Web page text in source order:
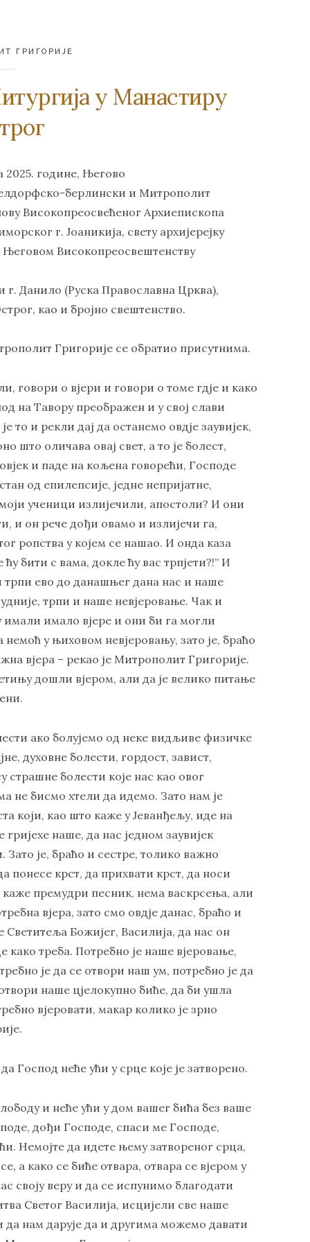
ГРИГОРИЈЕ
у Манастиру
2025. године, Његово
берлински и Митрополит
Високопреосвећеног Архиепископа
г. Јоаникија, свету архијерејку
Високопреосвештенству
Данило (Руска Православна Црква),
као и бројно свештенство.
Григорије се обратио присутнима.
говори о вјери и говори о томе гдје и како
на Тавору преображен и у свој слави
то и рекли дај да останемо овдје заувијек,
што оличава овај свет, а то је болест,
и паде на кољена говорећи, Господе
од епилепсије, једне непријатне,
ученици излијечили, апостоли? И они
и он рече дођи овамо и излијечи га,
ропства у којем се нашао. И онда каза
бити с вама, докле ћу вас трпјети?!” И
трпи ево до данашњег дана нас и наше
трпи и наше невјеровање. Чак и
имали имало вјере и они би га могли
у њиховом невјеровању, зато је, браћо
вјера – рекао је Митрополит Григорије.
дошли вјером, али да је велико питање
ако болујемо од неке видљиве физичке
духовне болести, гордост, завист,
болести које нас као овог
не бисмо хтели да идемо. Зато нам је
који, као што каже у Јеванђељу, иде на
наше, да нас једном заувијек
је, браћо и сестре, толико важно
понесе крст, да прихвати крст, да носи
каже премудри песник, нема васкрсења, али
вјера, зато смо овдје данас, браћо и
Светитеља Божијег, Василија, да нас он
како треба. Потребно је наше вјеровање,
је да се отвори наш ум, потребно је да
наше цјелокупно биће, да би ушла
вјеровати, макар колико је зрно
Господ неће ући у срце које је затворено.
и неће ући у дом вашег бића без ваше
дођи Господе, спаси ме Господе,
Немојте да идете њему затвореног срца,
а како се биће отвара, отвара се вјером у
своју веру и да се испунимо благодати
Светог Василија, исцијели све наше
нам дарује да и другима можемо давати